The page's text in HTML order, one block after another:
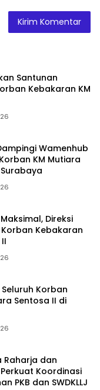
Santunan
Kebakaran KM
Wamenhub
KM Mutiara
Surabaya
Direksi
Kebakaran
Korban
Sentosa II di
Raharja dan
Perkuat Koordinasi
PKB dan SWDKLLJ